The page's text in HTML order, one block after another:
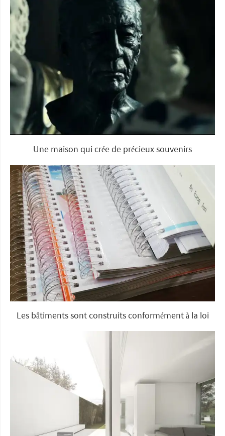
Une maison qui crée de précieux souvenirs
Les bâtiments sont construits conformément à la loi